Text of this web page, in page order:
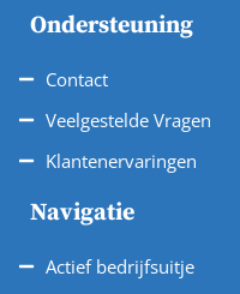
Ondersteuning
Contact
Veelgestelde Vragen
Klantenervaringen
Navigatie
Actief bedrijfsuitje